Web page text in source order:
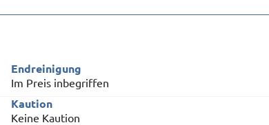
Endreinigung
Im Preis inbegriffen
Kaution
Keine Kaution